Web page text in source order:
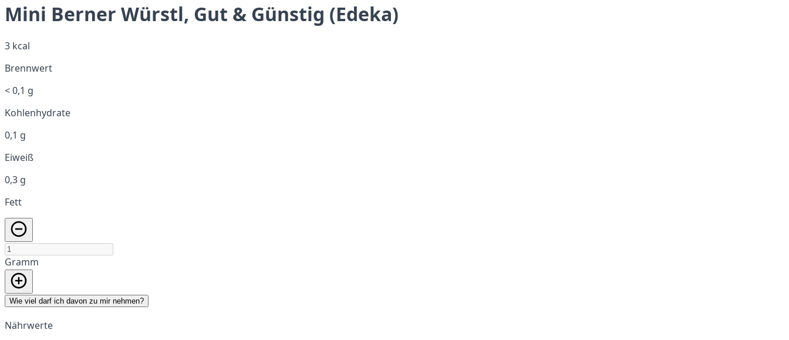
Mini Berner Würstl, Gut & Günstig (Edeka)
3 kcal
Brennwert
< 0,1 g
Kohlenhydrate
0,1 g
Eiweiß
0,3 g
Fett
Gramm
Wie viel darf ich davon zu mir nehmen?
Nährwerte